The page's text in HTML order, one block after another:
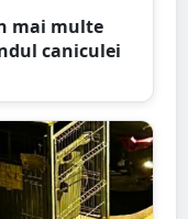
mai multe
caniculei